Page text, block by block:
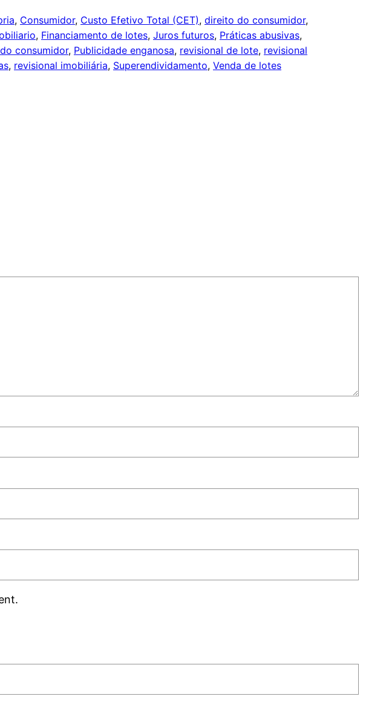
, Consumidor, Custo Efetivo Total (CET), direito do consumidor
, Financiamento de lotes, Juros futuros, Práticas abusivas
consumidor, Publicidade enganosa, revisional de lote, revisional
, revisional imobiliária, Superendividamento, Venda de lotes